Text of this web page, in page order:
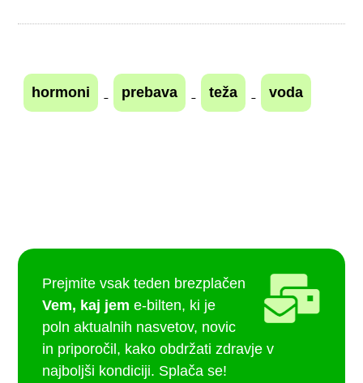
hormoni prebava teža voda
Prejmite vsak teden brezplačen
Vem, kaj jem e-bilten, ki je
poln aktualnih nasvetov, novic
in priporočil, kako obdržati zdravje v
najboljši kondiciji. Splača se!